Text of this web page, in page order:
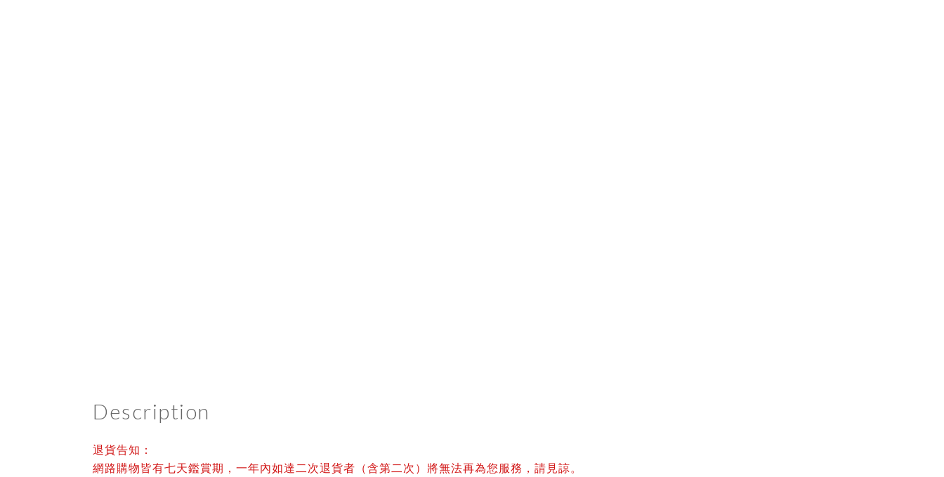
Description
退貨告知：
網路購物皆有七天鑑賞期，一年內如達二次退貨者（含第二次）將無法再為您服務，請見諒。